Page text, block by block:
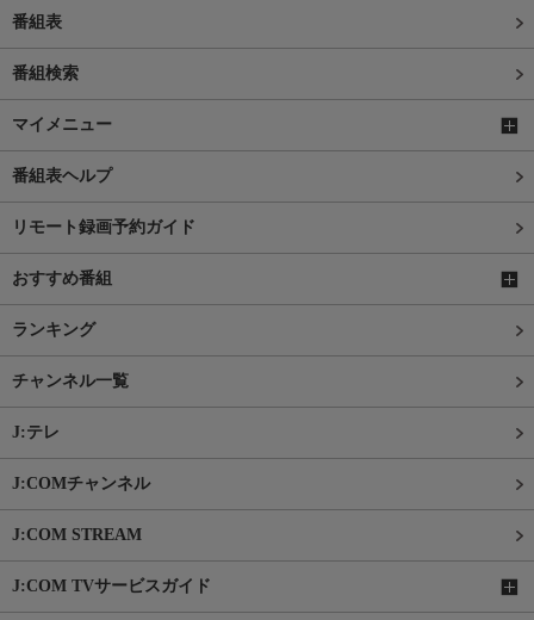
番組表
番組検索
マイメニュー
番組表ヘルプ
リモート録画予約ガイド
おすすめ番組
ランキング
チャンネル一覧
J:テレ
J:COMチャンネル
J:COM STREAM
J:COM TVサービスガイド